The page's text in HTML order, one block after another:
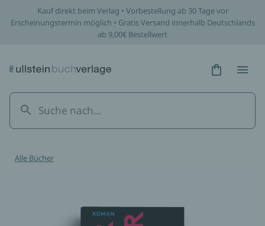
Kauf direkt beim Verlag • Vorbestellung ab 30 Tage vor
Erscheinungstermin möglich • Gratis Versand innerhalb Deutschlands
ab 9,00€ Bestellwert
Hidden
Alle Bücher